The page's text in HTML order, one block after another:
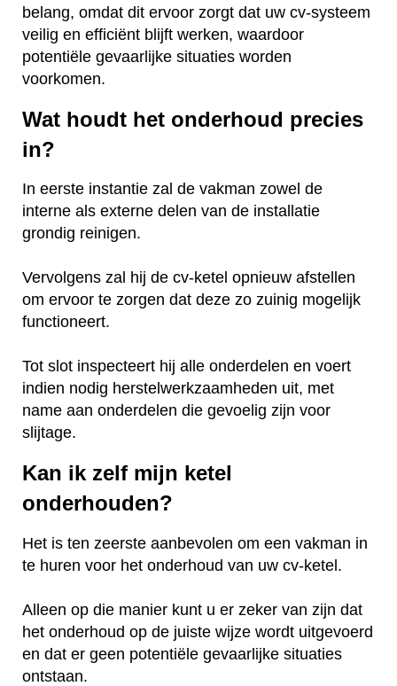
belang, omdat dit ervoor zorgt dat uw cv-systeem
veilig en efficiënt blijft werken, waardoor
potentiële gevaarlijke situaties worden
voorkomen.
Wat houdt het onderhoud precies
in?
In eerste instantie zal de vakman zowel de
interne als externe delen van de installatie
grondig reinigen.
Vervolgens zal hij de cv-ketel opnieuw afstellen
om ervoor te zorgen dat deze zo zuinig mogelijk
functioneert.
Tot slot inspecteert hij alle onderdelen en voert
indien nodig herstelwerkzaamheden uit, met
name aan onderdelen die gevoelig zijn voor
slijtage.
Kan ik zelf mijn ketel
onderhouden?
Het is ten zeerste aanbevolen om een vakman in
te huren voor het onderhoud van uw cv-ketel.
Alleen op die manier kunt u er zeker van zijn dat
het onderhoud op de juiste wijze wordt uitgevoerd
en dat er geen potentiële gevaarlijke situaties
ontstaan.